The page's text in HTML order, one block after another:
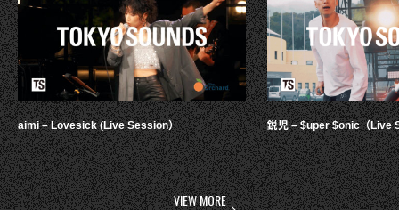
aimi – Lovesick (Live Session） 鋭児 – $uper $onic（Live
VIEW MORE